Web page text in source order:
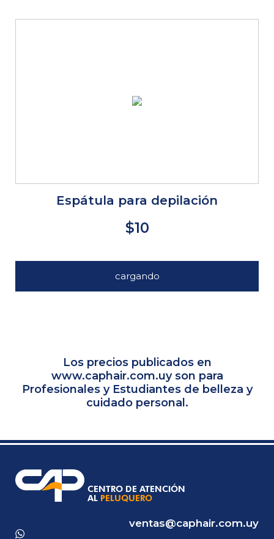
Espátula para depilación
$10
cargando
Los precios publicados en
www.caphair.com.uyson para
Profesionales y Estudiantes de belleza y
cuidado personal.
ventas@caphair.com.uy